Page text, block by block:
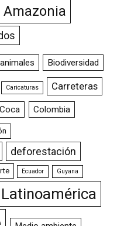
Amazonia
animales Biodiversidad
Caricaturas Carreteras
Coca Colombia
deforestación
Ecuador Guyana
Latinoamérica